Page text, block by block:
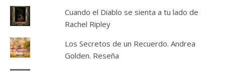
Cuando el Diablo se sienta a tu lado de
Rachel Ripley
Los Secretos de un Recuerdo. Andrea
Golden. Reseña